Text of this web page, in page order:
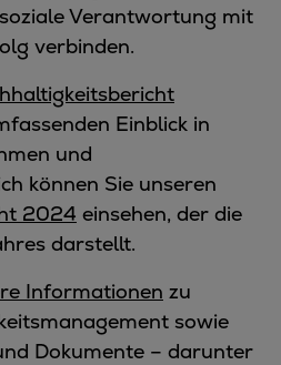
Verantwortung mit
verbinden.
Einblick in
und
können Sie unseren
2024 einsehen, der die
darstellt.
Informationen zu
sowie
Dokumente – darunter